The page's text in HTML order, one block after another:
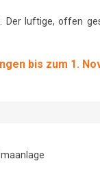
Der luftige, offen
Fußboden.
Der
einem
und einem
bis zum 1.